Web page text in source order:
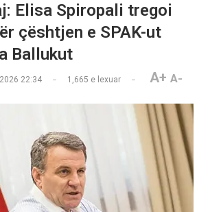
Elisa Spiropali tregoi
çështjen e SPAK-ut
Ballukut
22:34 1,665 e lexuar A+ A-